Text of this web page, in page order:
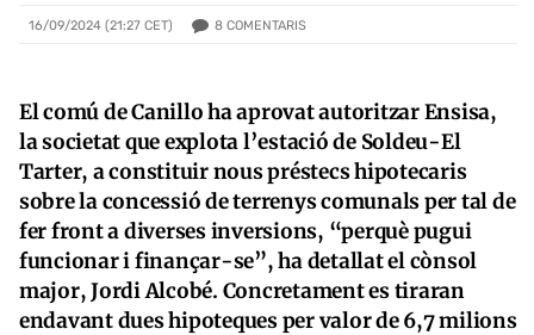
16/09/2024 (21:27 CET) 8 COMENTARIS
El comú de Canillo ha aprovat autoritzar Ensisa,
la societat que explota l’estació de Soldeu-El
Tarter, a constituir nous préstecs hipotecaris
sobre la concessió de terrenys comunals per tal de
fer front a diverses inversions, “perquè pugui
funcionar i finançar-se”, ha detallat el cònsol
major, Jordi Alcobé. Concretament es tiraran
endavant dues hipoteques per valor de 6,7 milions